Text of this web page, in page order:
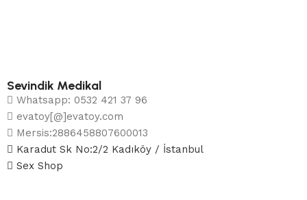
Sevindik Medikal
Whatsapp: 0532 421 37 96
evatoy[@]evatoy.com
Mersis:2886458807600013
Karadut Sk No:2/2 Kadıköy / İstanbul
Sex Shop